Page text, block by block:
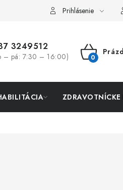
Prihlásenie
3249512
– pá: 7:30 – 16:00)
ZDRAVOTNÍCKE